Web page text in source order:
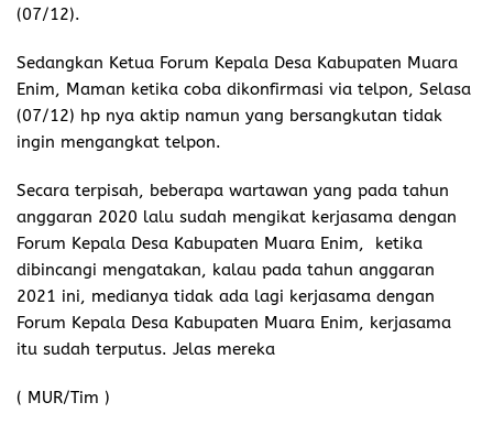
(07/12).
Sedangkan Ketua Forum Kepala Desa Kabupaten Muara
Enim, Maman ketika coba dikonfirmasi via telpon, Selasa
(07/12) hp nya aktip namun yang bersangkutan tidak
ingin mengangkat telpon.
Secara terpisah, beberapa wartawan yang pada tahun
anggaran 2020 lalu sudah mengikat kerjasama dengan
Forum Kepala Desa Kabupaten Muara Enim, ketika
dibincangi mengatakan, kalau pada tahun anggaran
2021 ini, medianya tidak ada lagi kerjasama dengan
Forum Kepala Desa Kabupaten Muara Enim, kerjasama
itu sudah terputus. Jelas mereka
( MUR/Tim )